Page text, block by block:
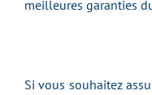
meilleures garanties
Si vous souhaitez